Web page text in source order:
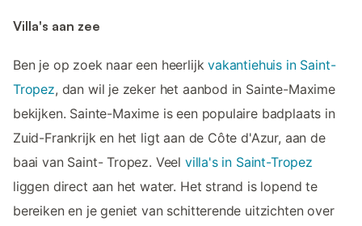
Villa's aan zee
Ben je op zoek naar een heerlijkvakantiehuis in Saint-
Tropez, dan wil je zeker het aanbod in Sainte-Maxime
bekijken. Sainte-Maxime is een populaire badplaats in
Zuid-Frankrijk en het ligt aan de Côte d'Azur, aan de
baai van Saint- Tropez. Veel villa's in Saint-Tropez
liggen direct aan het water. Het strand is lopend te
bereiken en je geniet van schitterende uitzichten over